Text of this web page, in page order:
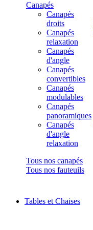
Canapés
Canapés
droits
Canapés
relaxation
Canapés
d'angle
Canapés
convertibles
Canapés
modulables
Canapés
panoramiques
Canapés
d'angle
relaxation
Tous nos canapés
Tous nos fauteuils
Tables et Chaises